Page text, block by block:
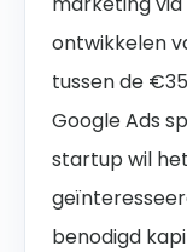
ontwikkelen
tussen de
Google Ads
startup wil
benodigd